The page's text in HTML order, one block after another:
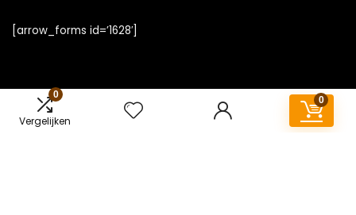
0
Vergelijken
0
[arrow_forms id=’1628′]
Snelle links